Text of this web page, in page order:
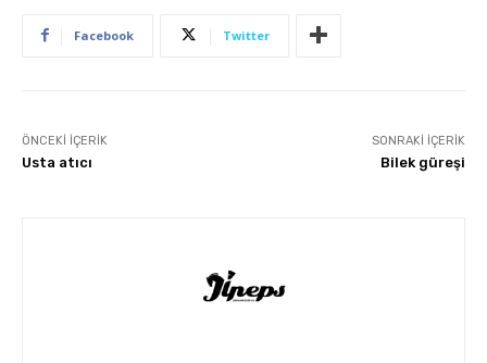
Facebook Twitter
ÖNCEKI İÇERIK
Usta atıcı
SONRAKI İÇERIK
Bilek güreşi